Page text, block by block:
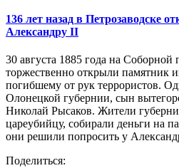
136 лет назад в Петрозаводске
Александру II
30 августа 1885 года на Соборной
торжественно открыли памятник
погибшему от рук террористов.
Олонецкой губернии, сын
Николай Рысаков. Жители
цареубийцу, собирали деньги на
они решили попросить у
Поделиться: